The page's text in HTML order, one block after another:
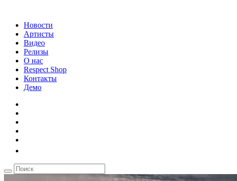
Новости
Артисты
Видео
Релизы
О нас
Respect Shop
Контакты
Демо